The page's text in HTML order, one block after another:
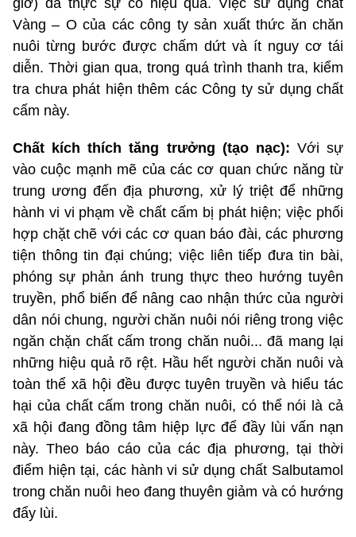
giờ) đã thực sự có hiệu quả. Việc sử dụng chất
Vàng – O của các công ty sản xuất thức ăn chăn
nuôi từng bước được chấm dứt và ít nguy cơ tái
diễn. Thời gian qua, trong quá trình thanh tra, kiểm
tra chưa phát hiện thêm các Công ty sử dụng chất
cấm này.
Chất kích thích tăng trưởng (tạo nạc): Với sự
vào cuộc mạnh mẽ của các cơ quan chức năng từ
trung ương đến địa phương, xử lý triệt để những
hành vi vi phạm về chất cấm bị phát hiện; việc phối
hợp chặt chẽ với các cơ quan báo đài, các phương
tiện thông tin đại chúng; việc liên tiếp đưa tin bài,
phóng sự phản ánh trung thực theo hướng tuyên
truyền, phổ biến để nâng cao nhận thức của người
dân nói chung, người chăn nuôi nói riêng trong việc
ngăn chặn chất cấm trong chăn nuôi... đã mang lại
những hiệu quả rõ rệt. Hầu hết người chăn nuôi và
toàn thể xã hội đều được tuyên truyền và hiểu tác
hại của chất cấm trong chăn nuôi, có thể nói là cả
xã hội đang đồng tâm hiệp lực để đầy lùi vấn nạn
này. Theo báo cáo của các địa phương, tại thời
điểm hiện tại, các hành vi sử dụng chất Salbutamol
trong chăn nuôi heo đang thuyên giảm và có hướng
đẩy lùi.